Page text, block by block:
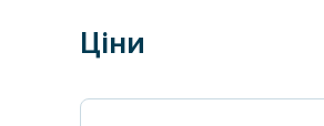
Ціни